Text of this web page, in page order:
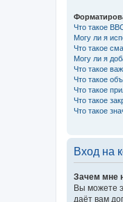
Что такое
Могу ли я
Что такое
Могу ли я
Что такое
Что такое
Что такое
Что такое
Что такое
Вход на
Зачем мне
Вы можете
даёт вам